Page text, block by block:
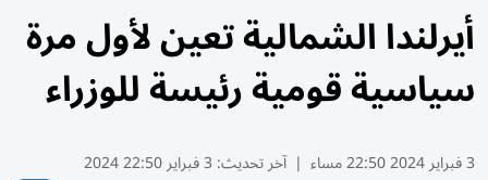
أيرلندا الشمالية تعين لأول مرة
سياسية قومية رئيسة للوزراء
3 فبراير 2024 22:50 مساء | آخر تحديث: 3 فبراير 22:50 2024